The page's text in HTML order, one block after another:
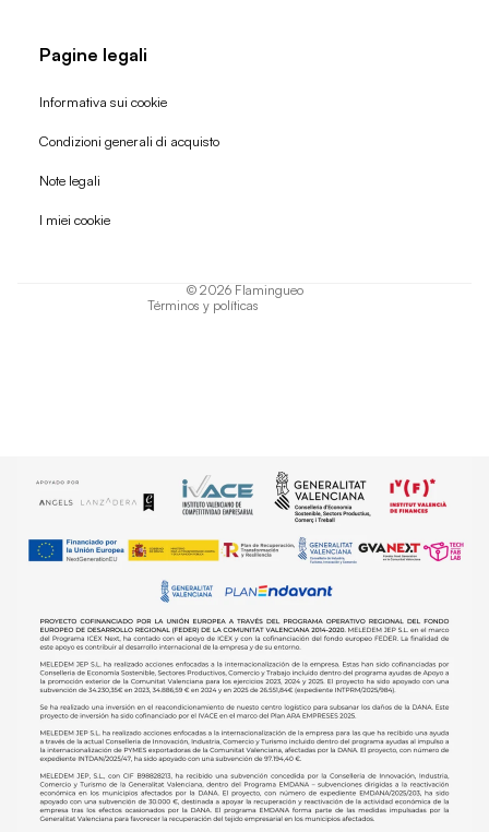
Pagine legali
Informativa sui cookie
Condizioni generali di acquisto
Note legali
I miei cookie
© 2026 Flamingueo
Términos y políticas
Politica di rimborso